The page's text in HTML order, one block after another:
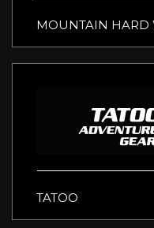
MOUNTAIN HARD
TATOO